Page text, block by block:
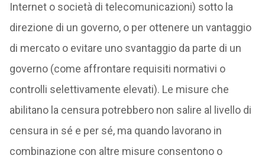
Internet o società di telecomunicazioni) sotto la
direzione di un governo, o per ottenere un vantaggio
di mercato o evitare uno svantaggio da parte di un
governo (come affrontare requisiti normativi o
controlli selettivamente elevati). Le misure che
abilitano la censura potrebbero non salire al livello di
censura in sé e per sé, ma quando lavorano in
combinazione con altre misure consentono o